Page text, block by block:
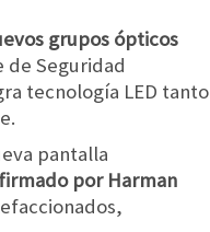
grupos ópticos
de Seguridad
tecnología LED tanto
pantalla
por Harman